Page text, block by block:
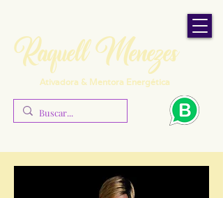
Raquell Menezes
Ativadora & Mentora Energética